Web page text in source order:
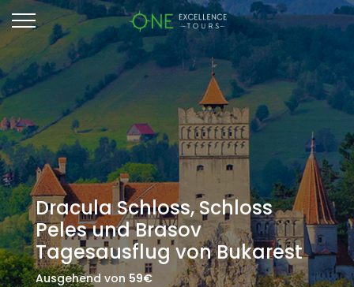
Dracula Schloss, Schloss
Peles und Brasov
Tagesausflug von Bukarest
Ausgehend von 59€